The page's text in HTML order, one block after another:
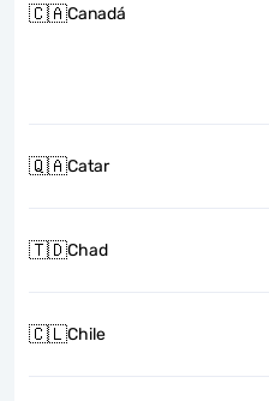
🇨🇦Canadá
🇶🇦Catar
🇹🇩Chad
🇨🇱Chile